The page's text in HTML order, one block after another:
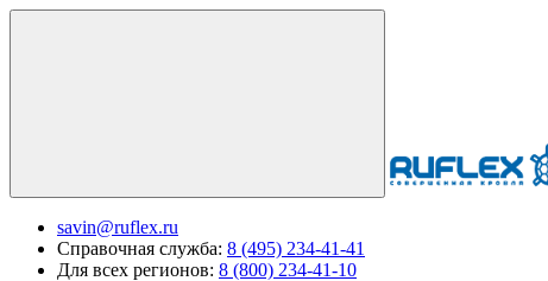
savin@ruflex.ru
Справочная служба: 8 (495) 234-41-41
Для всех регионов: 8 (800) 234-41-10